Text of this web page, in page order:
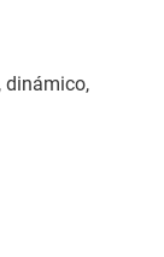
dinámico,